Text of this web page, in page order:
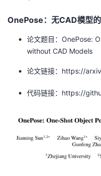
OnePose：无CAD模型
论文题目：OnePose:
without CAD Models
论文链接：https://
代码链接：https://